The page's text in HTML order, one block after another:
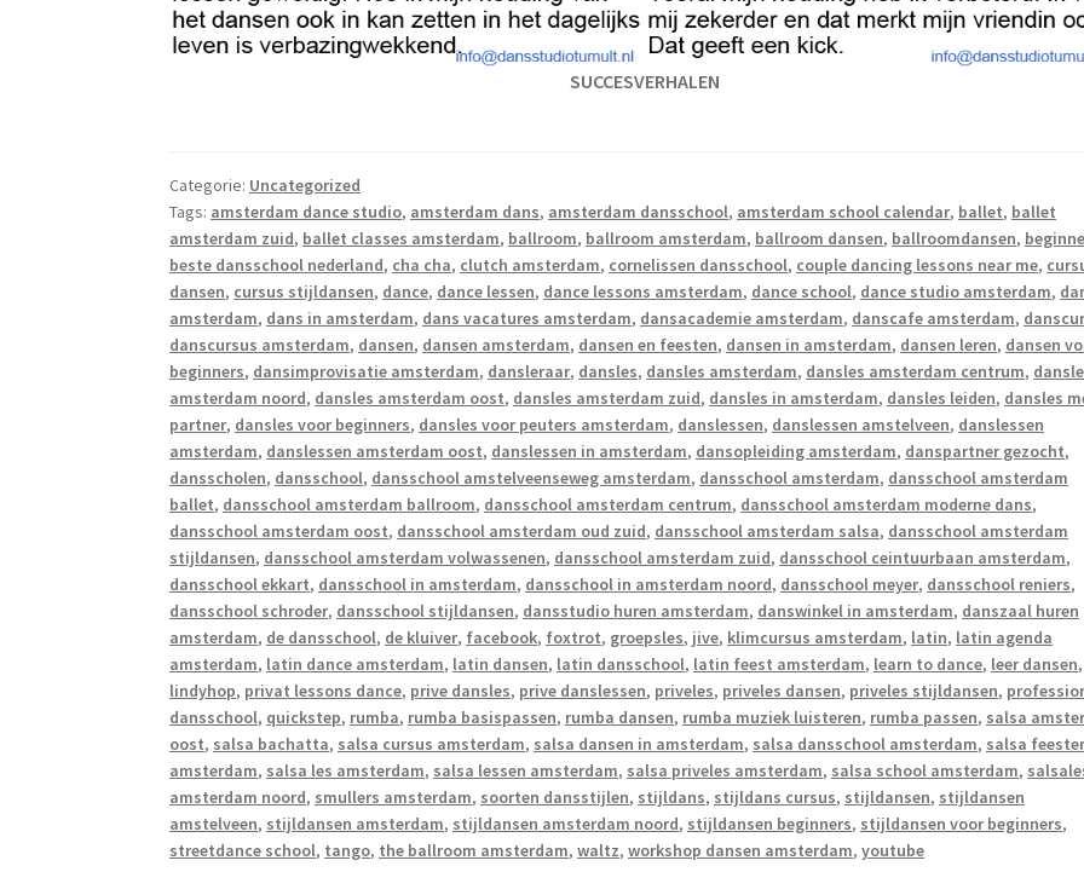
SUCCESVERHALEN
Categorie: Uncategorized
Tags: amsterdam dance studio, amsterdam dans, amsterdam dansschool, amsterdam school calendar, ballet, ballet
amsterdam zuid, ballet classes amsterdam, ballroom, ballroom amsterdam, ballroom dansen, ballroomdansen,
beste dansschool nederland, cha cha, clutch amsterdam, cornelissen dansschool, couple dancing lessons near me,
dansen, cursus stijldansen, dance, dance lessen, dance lessons amsterdam, dance school, dance studio amsterdam,
amsterdam, dans in amsterdam, dans vacatures amsterdam, dansacademie amsterdam, danscafe amsterdam,
danscursus amsterdam, dansen, dansen amsterdam, dansen en feesten, dansen in amsterdam, dansen leren, dansen
beginners, dansimprovisatie amsterdam, dansleraar, dansles, dansles amsterdam, dansles amsterdam centrum,
amsterdam noord, dansles amsterdam oost, dansles amsterdam zuid, dansles in amsterdam, dansles leiden, dansles
partner, dansles voor beginners, dansles voor peuters amsterdam, danslessen, danslessen amstelveen, danslessen
amsterdam, danslessen amsterdam oost, danslessen in amsterdam, dansopleiding amsterdam, danspartner gezocht,
dansscholen, dansschool, dansschool amstelveenseweg amsterdam, dansschool amsterdam, dansschool amsterdam
ballet, dansschool amsterdam ballroom, dansschool amsterdam centrum, dansschool amsterdam moderne dans,
dansschool amsterdam oost, dansschool amsterdam oud zuid, dansschool amsterdam salsa, dansschool amsterdam
stijldansen, dansschool amsterdam volwassenen, dansschool amsterdam zuid, dansschool ceintuurbaan amsterdam,
dansschool ekkart, dansschool in amsterdam, dansschool in amsterdam noord, dansschool meyer, dansschool reniers,
dansschool schroder, dansschool stijldansen, dansstudio huren amsterdam, danswinkel in amsterdam, danszaal huren
amsterdam, de dansschool, de kluiver, facebook, foxtrot, groepsles, jive, klimcursus amsterdam, latin, latin agenda
amsterdam, latin dance amsterdam, latin dansen, latin dansschool, latin feest amsterdam, learn to dance, leer dansen,
lindyhop, privat lessons dance, prive dansles, prive danslessen, priveles, priveles dansen, priveles stijldansen,
dansschool, quickstep, rumba, rumba basispassen, rumba dansen, rumba muziek luisteren, rumba passen, salsa
oost, salsa bachatta, salsa cursus amsterdam, salsa dansen in amsterdam, salsa dansschool amsterdam, salsa
amsterdam, salsa les amsterdam, salsa lessen amsterdam, salsa priveles amsterdam, salsa school amsterdam,
amsterdam noord, smullers amsterdam, soorten dansstijlen, stijldans, stijldans cursus, stijldansen, stijldansen
amstelveen, stijldansen amsterdam, stijldansen amsterdam noord, stijldansen beginners, stijldansen voor beginners,
streetdance school, tango, the ballroom amsterdam,waltz,workshop dansen amsterdam,youtube